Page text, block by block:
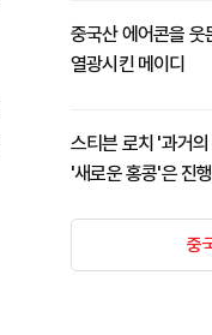
중국산 에어콘을 웃
열광시킨 메이디
스티븐 로치 '과거
'새로운 홍콩'은 진
중